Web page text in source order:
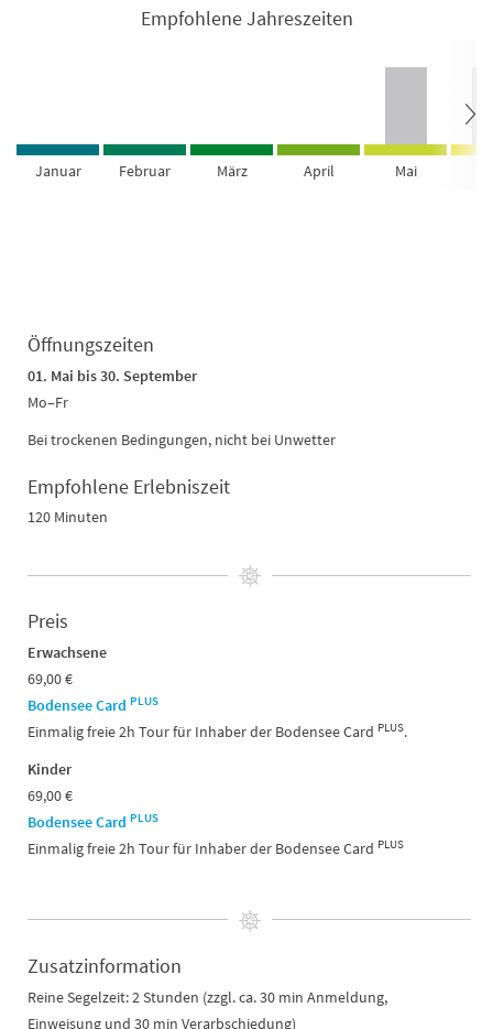
Empfohlene Jahreszeiten
Januar Februar März April Mai
Öffnungszeiten
01. Mai bis 30. September
Mo–Fr
Bei trockenen Bedingungen, nicht bei Unwetter
Empfohlene Erlebniszeit
120 Minuten
Preis
Erwachsene
69,00 €
Bodensee Card PLUS
Einmalig freie 2h Tour für Inhaber der Bodensee Card PLUS.
Kinder
69,00 €
Bodensee Card PLUS
Einmalig freie 2h Tour für Inhaber der Bodensee Card PLUS
Zusatzinformation
Reine Segelzeit: 2 Stunden (zzgl. ca. 30 min Anmeldung,
Einweisung und 30 min Verarbschiedung)